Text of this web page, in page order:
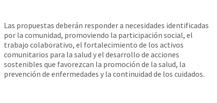
Las propuestas deberán responder a necesidades identificadas
por la comunidad, promoviendo la participación social, el
trabajo colaborativo, el fortalecimiento de los activos
comunitarios para la salud y el desarrollo de acciones
sostenibles que favorezcan la promoción de la salud, la
prevención de enfermedades y la continuidad de los cuidados.